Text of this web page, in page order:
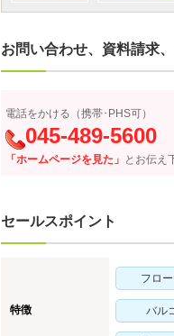
お問い合わせ、資料請求
電話をかける（携帯･PHS可）
045-489-5600
「ホームページを見た」 とお伝え
セールスポイント
特徴
フロ
バル